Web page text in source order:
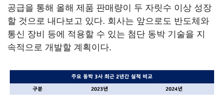
공급을 통해 올해 제품 판매량이 두 자릿수 이상 성장
할 것으로 내다보고 있다. 회사는 앞으로도 반도체와
통신 장비 등에 적용할 수 있는 첨단 동박 기술을 지
속적으로 개발할 계획이다.